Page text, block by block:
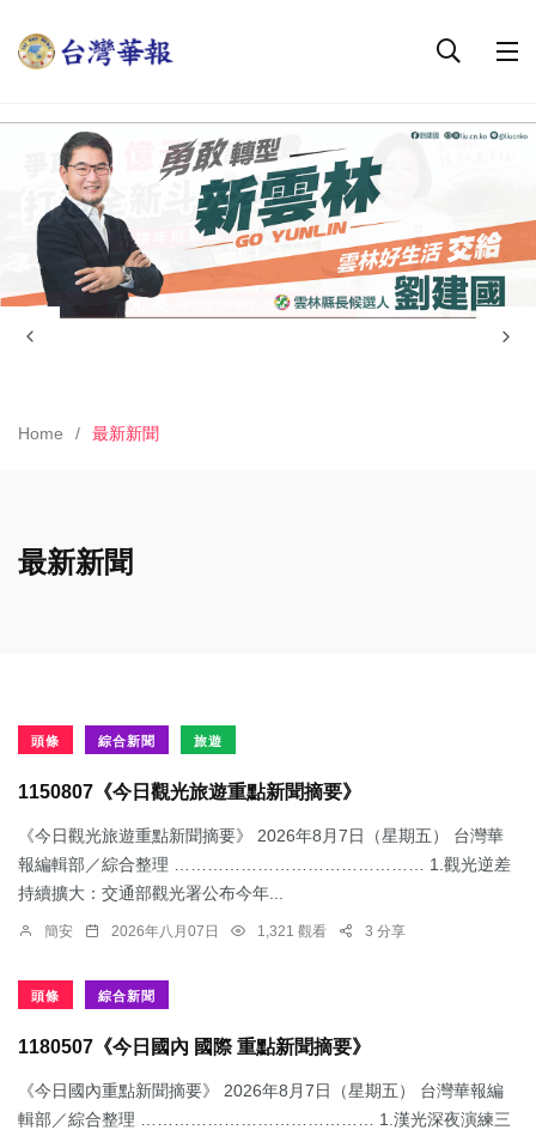
Home 最新新聞
最新新聞
頭條 綜合新聞 旅遊
1150807《今日觀光旅遊重點新聞摘要》
《今日觀光旅遊重點新聞摘要》 2026年8月7日（星期五） 台灣華
報編輯部／綜合整理 ……………………………………… 1.觀光逆差
持續擴大：交通部觀光署公布今年...
簡安 2026年八月07日 1,321 觀看 3 分享
頭條 綜合新聞
1180507《今日國內 國際 重點新聞摘要》
《今日國內重點新聞摘要》 2026年8月7日（星期五） 台灣華報編
輯部／綜合整理 …………………………………… 1.漢光深夜演練三